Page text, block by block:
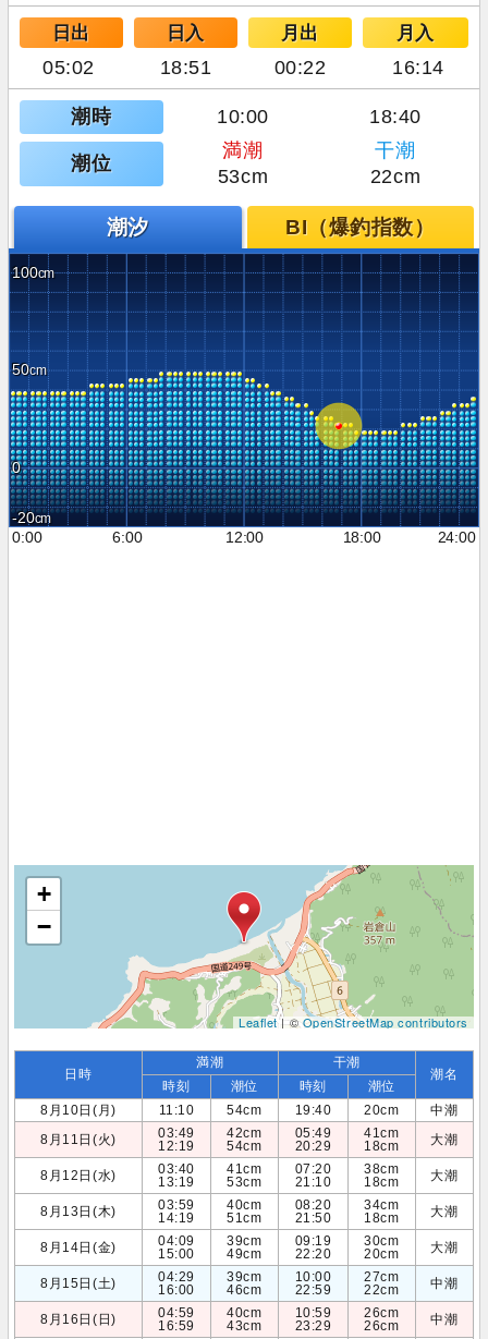
日出 日入 月出 月入
05:02 18:51 00:22 16:14
潮時 10:00 18:40
潮位
満潮
干潮
53cm
22cm
潮汐 BI（爆釣指数）
100
50
0
-20
0:00
6:00 12:00 18:00 24:00
+
−
Leaflet| © OpenStreetMap contributors
日時
満潮 干潮
潮名
時刻 潮位 時刻
潮位
8月10日(月)
11:10 54cm 19:40 20cm
中潮
8月11日(火)
03:49
12:19
42cm
54cm
05:49
20:29
41cm
18cm
大潮
8月12日(水)
03:40
13:19
41cm
53cm
07:20
21:10
38cm
18cm
大潮
8月13日(木)
03:59
14:19
40cm
51cm
08:20
21:50
34cm
18cm
大潮
8月14日(金)
04:09
15:00
39cm
49cm
09:19
22:20
30cm
20cm
大潮
8月15日(土)
04:29
16:00
39cm
46cm
10:00
22:59
27cm
22cm
中潮
8月16日(日)
04:59
16:59
40cm
43cm
10:59
23:29
26cm
26cm
中潮